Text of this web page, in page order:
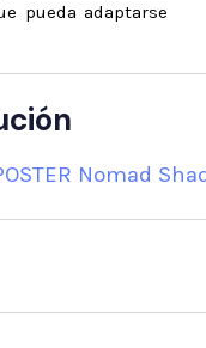
pueda adaptarse